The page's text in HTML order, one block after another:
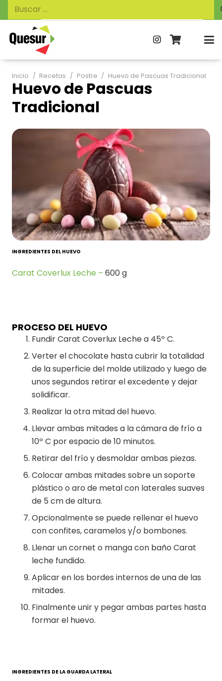
de
productos
Buscar:
Inicio / Recetas / Postre / Huevo de Pascuas Tradicional
Huevo de Pascuas
Tradicional
INGREDIENTES DEL HUEVO
Carat Coverlux Leche – 600 g
PROCESO DEL HUEVO
Fundir Carat Coverlux Leche a 45º C.
Verter el chocolate hasta cubrir la totalidad
de la superficie del molde utilizado y luego de
unos segundos retirar el excedente y dejar
solidificar.
Realizar la otra mitad del huevo.
Llevar ambas mitades a la cámara de frío a
10º C por espacio de 10 minutos.
Retirar del frío y desmoldar ambas piezas.
Colocar ambas mitades sobre un soporte
plástico o aro de metal con laterales suaves
de 5 cm de altura.
Opcionalmente se puede rellenar el huevo
con confites, caramelos y/o bombones.
Llenar un cornet o manga con baño Carat
leche fundido.
Aplicar en los bordes internos de una de las
mitades.
Finalmente unir y pegar ambas partes hasta
formar el huevo.
INGREDIENTES DE LA GUARDA LATERAL